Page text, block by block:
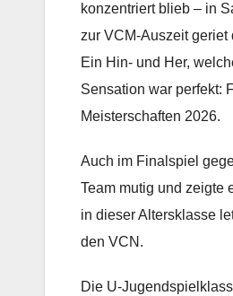
konzentriert blieb – in
zur VCM-Auszeit geriet
Ein Hin- und Her,
Sensation war perfekt:
Meisterschaften 2026.
Auch im Finalspiel
Team mutig und zeigte
in dieser Altersklasse
den VCN.
Die U-